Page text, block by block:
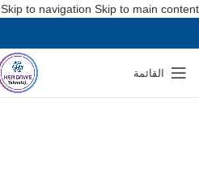
Skip to navigation Skip to main content
القائمة